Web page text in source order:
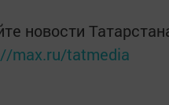
новости
max.ru/tatmedia